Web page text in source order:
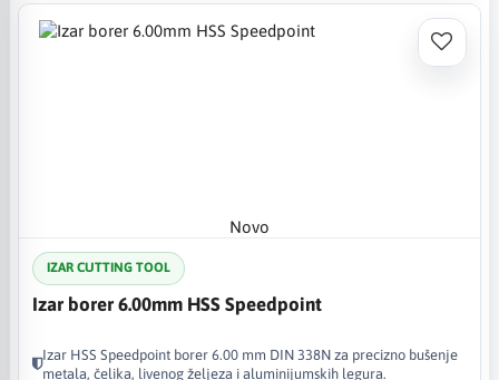
Novo
IZAR CUTTING TOOL
Izar borer 6.00mm HSS Speedpoint
Izar HSS Speedpoint borer 6.00 mm DIN 338N za precizno bušenje
metala, čelika, livenog željeza i aluminijumskih legura.